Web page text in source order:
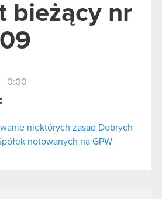
bieżący nr
0:00
niektórych zasad Dobrych
notowanych na GPW